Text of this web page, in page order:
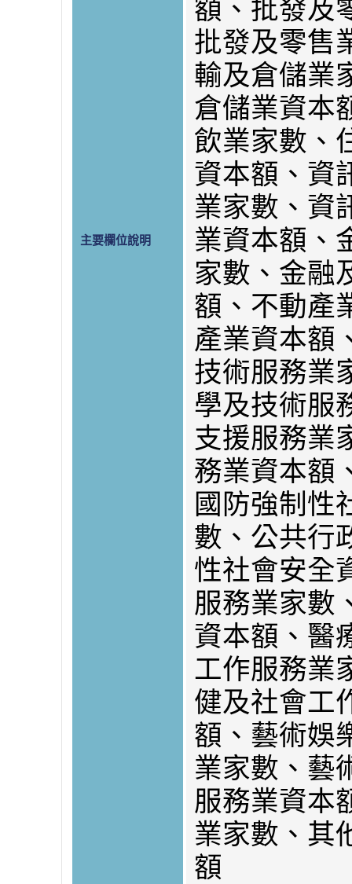
主要欄位說明
額、批發及
批發及零售
輸及倉儲業
倉儲業資本
飲業家數、
資本額、資
業家數、資
業資本額、
家數、金融
額、不動產
產業資本額
技術服務業
學及技術服
支援服務業
務業資本額
國防強制性
數、公共行
性社會安全
服務業家數
資本額、醫
工作服務業
健及社會工
額、藝術娛
業家數、藝
服務業資本
業家數、其
額